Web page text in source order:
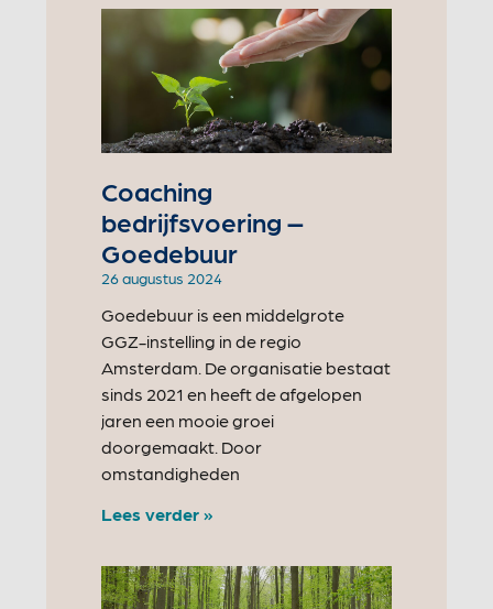
Coaching
bedrijfsvoering –
Goedebuur
26 augustus 2024
Goedebuur is een middelgrote
GGZ-instelling in de regio
Amsterdam. De organisatie bestaat
sinds 2021 en heeft de afgelopen
jaren een mooie groei
doorgemaakt. Door
omstandigheden
Lees verder »